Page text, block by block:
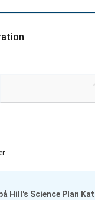
Hill's Science Plan